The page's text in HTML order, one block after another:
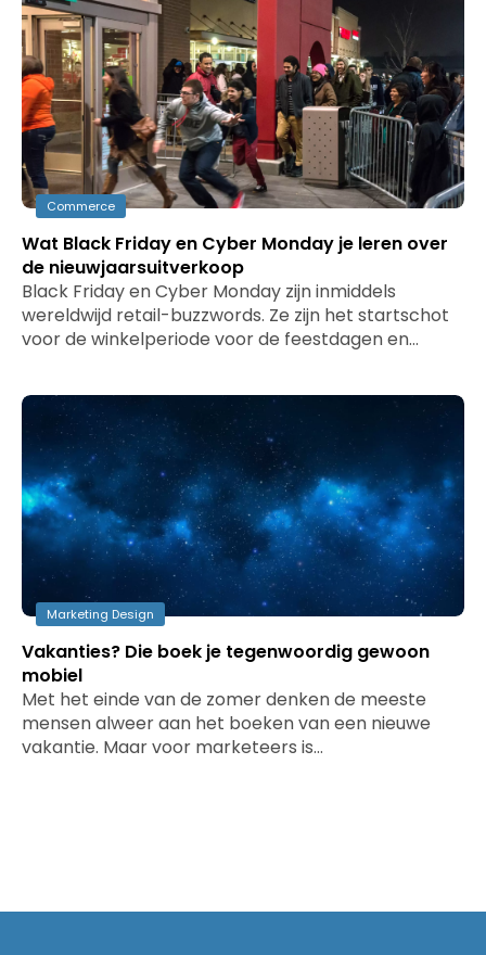
Commerce
Wat Black Friday en Cyber Monday je leren over
de nieuwjaarsuitverkoop
Black Friday en Cyber Monday zijn inmiddels
wereldwijd retail-buzzwords. Ze zijn het startschot
voor de winkelperiode voor de feestdagen en…
Marketing Design
Vakanties? Die boek je tegenwoordig gewoon
mobiel
Met het einde van de zomer denken de meeste
mensen alweer aan het boeken van een nieuwe
vakantie. Maar voor marketeers is…